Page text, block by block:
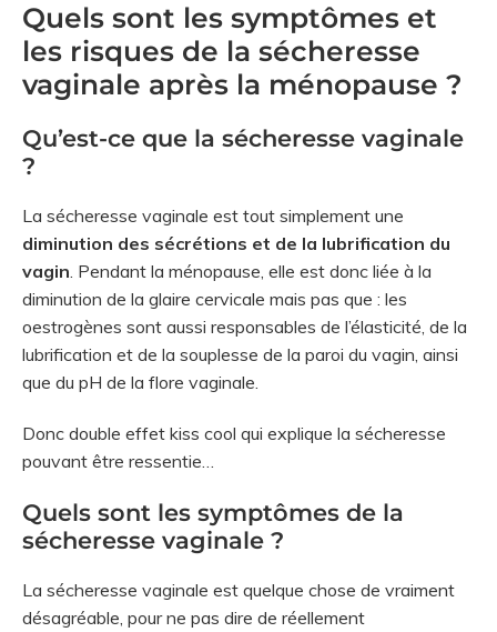
Quels sont les symptômes et
les risques de la sécheresse
vaginale après la ménopause ?
Qu’est-ce que la sécheresse vaginale
?
La sécheresse vaginale est tout simplement une
diminution des sécrétions et de la lubrification du
vagin. Pendant la ménopause, elle est donc liée à la
diminution de la glaire cervicale mais pas que : les
oestrogènes sont aussi responsables de l’élasticité, de la
lubrification et de la souplesse de la paroi du vagin, ainsi
que du pH de la flore vaginale.
Donc double effet kiss cool qui explique la sécheresse
pouvant être ressentie…
Quels sont les symptômes de la
sécheresse vaginale ?
La sécheresse vaginale est quelque chose de vraiment
désagréable, pour ne pas dire de réellement